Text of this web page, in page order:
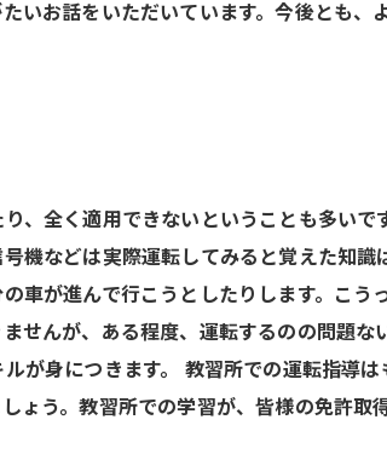
いお話をいただいています。今後とも
、全く適用できないということも多い
機などは実際運転してみると覚えた知
車が進んで行こうとしたりします。こ
せんが、ある程度、運転するのの問題
が身につきます。 教習所での運転指導
ょう。教習所での学習が、皆様の免許取